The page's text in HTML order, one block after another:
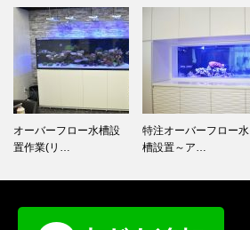
オーバーフロー水槽設
置作業(リ…
特注オーバーフロー水
槽設置～ア…